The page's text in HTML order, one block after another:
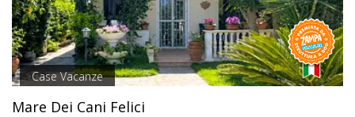
Case Vacanze
Mare Dei Cani Felici